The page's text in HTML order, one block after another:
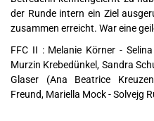
der Runde intern ein Ziel
zusammen erreicht. War eine
FFC II : Melanie Körner -
Murzin Krebedünkel, Sandra
Glaser (Ana Beatrice
Freund, Mariella Mock - Solvejg